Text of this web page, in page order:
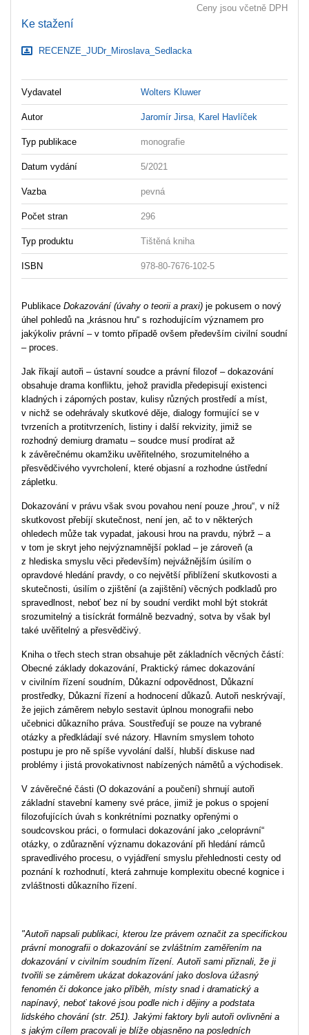
Ceny jsou včetně DPH
Ke stažení
RECENZE_JUDr_Miroslava_Sedlacka
Vydavatel Wolters Kluwer
Autor Jaromír Jirsa Karel Havlíček
Typ publikace monografie
Datum vydání 5/2021
Vazba pevná
Počet stran 296
Typ produktu Tištěná kniha
ISBN 978-80-7676-102-5
Publikace Dokazování (úvahy o teorii a praxi) je pokusem o nový
úhel pohledů na „krásnou hru“ s rozhodujícím významem pro
jakýkoliv právní – v tomto případě ovšem především civilní soudní
– proces.
Jak říkají autoři – ústavní soudce a právní filozof – dokazování
obsahuje drama konfliktu, jehož pravidla předepisují existenci
kladných i záporných postav, kulisy různých prostředí a míst,
v nichž se odehrávaly skutkové děje, dialogy formující se v
tvrzeních a protitvrzeních, listiny i další rekvizity, jimiž se
rozhodný demiurg dramatu – soudce musí prodírat až
k závěrečnému okamžiku uvěřitelného, srozumitelného a
přesvědčivého vyvrcholení, které objasní a rozhodne ústřední
zápletku.
Dokazování v právu však svou povahou není pouze „hrou“, v níž
skutkovost přebíjí skutečnost, není jen, ač to v některých
ohledech může tak vypadat, jakousi hrou na pravdu, nýbrž – a
v tom je skryt jeho nejvýznamnější poklad – je zároveň (a
z hlediska smyslu věci především) nejvážnějším úsilím o
opravdové hledání pravdy, o co největší přiblížení skutkovosti a
skutečnosti, úsilím o zjištění (a zajištění) věcných podkladů pro
spravedlnost, neboť bez ní by soudní verdikt mohl být stokrát
srozumitelný a tisíckrát formálně bezvadný, sotva by však byl
také uvěřitelný a přesvědčivý.
Kniha o třech stech stran obsahuje pět základních věcných částí:
Obecné základy dokazování, Praktický rámec dokazování
v civilním řízení soudním, Důkazní odpovědnost, Důkazní
prostředky, Důkazní řízení a hodnocení důkazů. Autoři neskrývají,
že jejich záměrem nebylo sestavit úplnou monografii nebo
učebnici důkazního práva. Soustřeďují se pouze na vybrané
otázky a předkládají své názory. Hlavním smyslem tohoto
postupu je pro ně spíše vyvolání další, hlubší diskuse nad
problémy i jistá provokativnost nabízených námětů a východisek.
V závěrečné části (O dokazování a poučení) shrnují autoři
základní stavební kameny své práce, jimiž je pokus o spojení
filozofujících úvah s konkrétními poznatky opřenými o
soudcovskou práci, o formulaci dokazování jako „celoprávní“
otázky, o zdůraznění významu dokazování při hledání rámců
spravedlivého procesu, o vyjádření smyslu přehlednosti cesty od
poznání k rozhodnutí, která zahrnuje komplexitu obecné kognice i
zvláštnosti důkazního řízení.
"Autoři napsali publikaci, kterou lze právem označit za specifickou
právní monografii o dokazování se zvláštním zaměřením na
dokazování v civilním soudním řízení. Autoři sami přiznali, že ji
tvořili se záměrem ukázat dokazování jako doslova úžasný
fenomén či dokonce jako příběh, místy snad i dramatický a
napínavý, neboť takové jsou podle nich i dějiny a podstata
lidského chování (str. 251). Jakými faktory byli autoři ovlivněni a
s jakým cílem pracovali je blíže objasněno na posledních